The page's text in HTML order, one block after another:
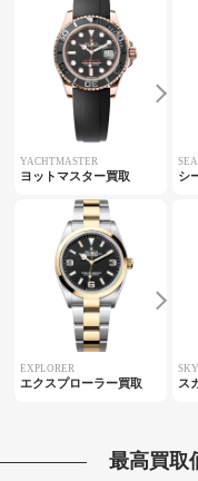
YACHTMASTER
ヨットマスター買取 シ
EXPLORER
エクスプローラー買取 ス
最高買取